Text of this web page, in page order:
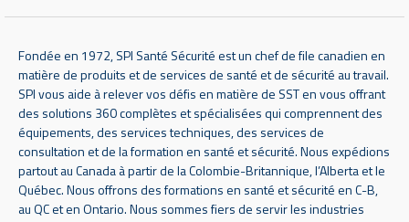
Fondée en 1972, SPI Santé Sécurité est un chef de file canadien en
matière de produits et de services de santé et de sécurité au travail.
SPI vous aide à relever vos défis en matière de SST en vous offrant
des solutions 360 complètes et spécialisées qui comprennent des
équipements, des services techniques, des services de
consultation et de la formation en santé et sécurité. Nous expédions
partout au Canada à partir de la Colombie-Britannique, l’Alberta et le
Québec. Nous offrons des formations en santé et sécurité en C-B,
au QC et en Ontario. Nous sommes fiers de servir les industries